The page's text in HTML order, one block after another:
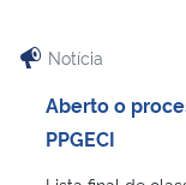
Notícia
Aberto o
PPGECI